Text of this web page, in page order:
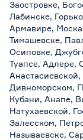
Заостровке,
Лабинске,
Армавире,
Тимашевске,
Осиповке,
Туапсе, Адлере,
Дивноморском,
Кубани, Анапе,
Натухаевской,
Залесском,
Называевске,